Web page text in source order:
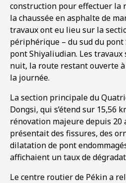
construction pour effectuer la
la chaussée en asphalte de
travaux ont eu lieu sur la
périphérique – du sud du pont
pont Shiyaliudian. Les travaux
nuit, la route restant ouverte
la journée.
La section principale du
Dongsi, qui s’étend sur 15,56
rénovation majeure depuis 20
présentait des fissures, des
dilatation de pont
affichaient un taux de
Le centre routier de Pékin a